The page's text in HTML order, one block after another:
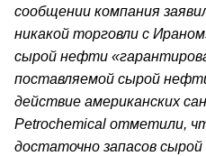
сообщении компания
никакой торговли с
сырой нефти
поставляемой сырой
действие американских
Petrochemical отметили,
достаточно запасов